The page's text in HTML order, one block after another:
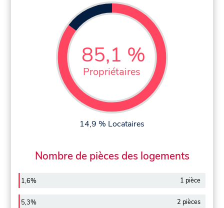
85,1 %
Propriétaires
14,9 % Locataires
Nombre de pièces des logements
1,6% 1 pièce
5,3% 2 pièces